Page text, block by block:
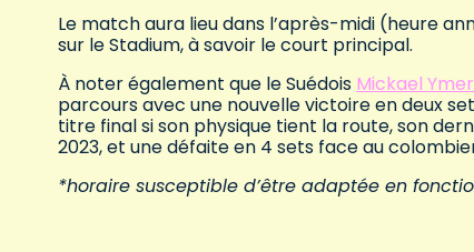
Le match aura lieu dans l’après-midi (heure
sur le Stadium, à savoir le court principal.
À noter également que le Suédois Mickael Ymer
parcours avec une nouvelle victoire en deux
titre final si son physique tient la route, son
2023, et une défaite en 4 sets face au
*horaire susceptible d’être adaptée en